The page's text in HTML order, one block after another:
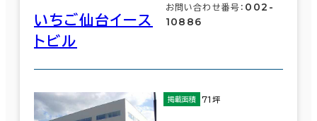
いちご仙台イース
トビル
お問い合わせ番号： 002-
10886
掲載面積 71坪